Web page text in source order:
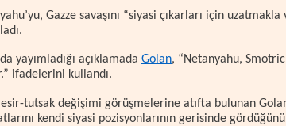
Gazze savaşını “siyasi çıkarları için uzatmakla
yayımladığı açıklamada Golan, “Netanyahu,
ifadelerini kullandı.
tutsak değişimi görüşmelerine atıfta bulunan
kendi siyasi pozisyonlarının gerisinde